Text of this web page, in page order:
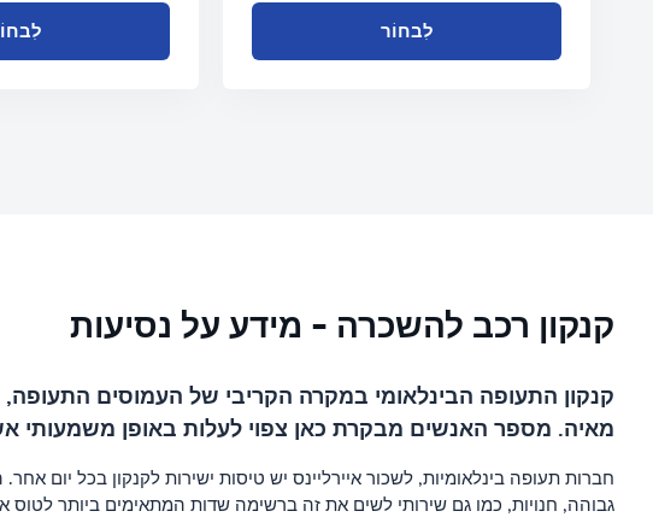
לִבחוֹר
קנקון רכב להשכרה - מידע על נסיעות
קנקון התעופה הבינלאומי במקרה הקריבי של העמוסים
מאיה. מספר האנשים מבקרת כאן צפוי לעלות באופן משמעותי
חברות תעופה בינלאומיות, לשכור איירליינס יש טיסות ישירות לקנקון בכל יום
גבוהה, חנויות, כמו גם שירותי לשים את זה ברשימה שדות המתאימים ביותר לטוס